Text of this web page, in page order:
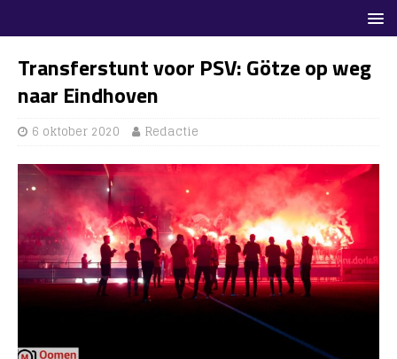
Transferstunt voor PSV: Götze op weg
naar Eindhoven
6 oktober 2020 Redactie